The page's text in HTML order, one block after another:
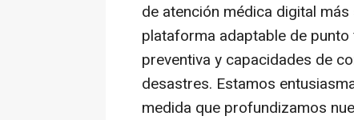
de atención médica digital
plataforma adaptable de
preventiva y capacidades de
desastres. Estamos
medida que profundizamos